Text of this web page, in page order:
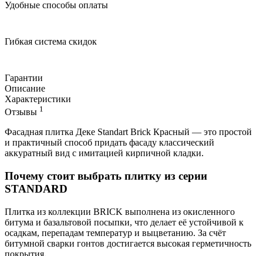
Удобные способы оплаты
Гибкая система скидок
Гарантии
Описание
Характеристики
Отзывы 1
Фасадная плитка Деке Standart Brick Красный — это простой
и практичный способ придать фасаду классический
аккуратный вид с имитацией кирпичной кладки.
Почему стоит выбрать плитку из серии
STANDARD
Плитка из коллекции BRICK выполнена из окисленного
битума и базальтовой посыпки, что делает её устойчивой к
осадкам, перепадам температур и выцветанию. За счёт
битумной сварки гонтов достигается высокая герметичность
покрытия.